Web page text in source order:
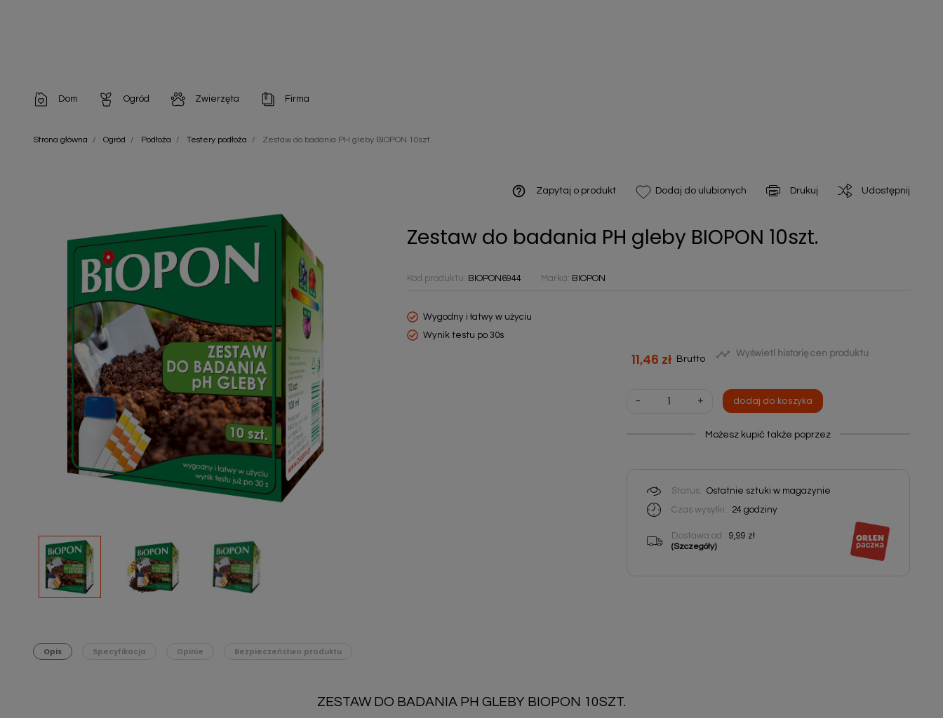
Dom
Artykuły dekoracyjne
Artykuły opakowaniowe
Chemia gospodarcza
Zobacz wszystkie
Ogród
Chemia do architektury ogrodowej
Odstraszacze zwierząt
Nawozy i preparaty
Narzędzia ogrodnicze
Nasiona
Podłoża
Pozostałe
Środki ochrony roślin
Środki ochrony roślin dla profesjonalistów
Zobacz wszystkie
Zwierzęta
Szampony i odżywki
Zobacz wszystkie
Firma
Artykuły Higieniczne
Zobacz wszystkie
Strona główna Ogród Podłoża Testery podłoża Zestaw do badania PH gleby BIOPON 10szt.
help_outline Zapytaj o produkt Dodaj do ulubionych Drukuj Udostępnij
Zestaw do badania PH gleby BIOPON 10szt.
Kod produktu: BIOPON6944 Marka: BIOPON
Wygodny i łatwy w użyciu
Wynik testu po 30s
11,46 zł Brutto  Wyświetl historię cen produktu
- + dodaj do koszyka
Możesz kupić także poprzez
Status: Ostatnie sztuki w magazynie
Czas wysyłki:
24 godziny
Dostawa od: 9,99 zł
(Szczegóły)
Opis Specyfikacja Opinie Bezpieczeństwo produktu
ZESTAW DO BADANIA PH GLEBY BIOPON 10SZT.